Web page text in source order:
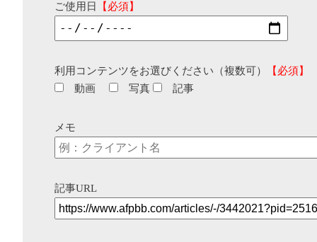
ご使用日 【必須】
利用コンテンツをお選びください（複数可）
【必須】
動画
写真 記事
メモ
記事URL